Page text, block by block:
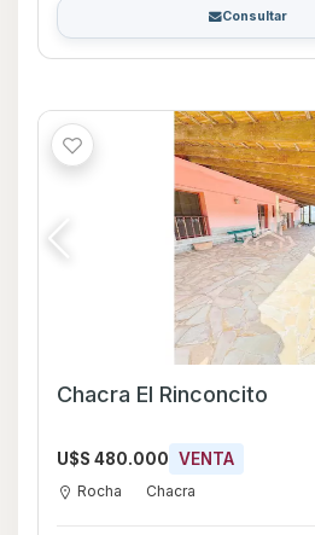
Consultar
Chacra El Rinconcito
U$S 480.000 VENTA
Rocha Chacra